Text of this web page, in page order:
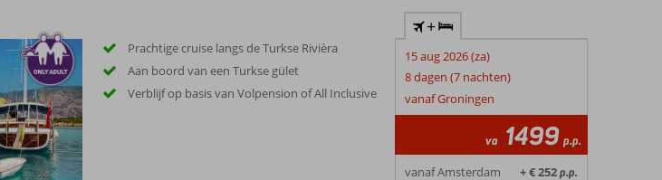
Prachtige cruise langs de Turkse Rivièra
Aan boord van een Turkse gület
Verblijf op basis van Volpension of All Inclusive
+
15 aug 2026 (za)
8 dagen (7 nachten)
vanaf Groningen
va 1499 p.p.
vanaf Amsterdam + € 252p.p.